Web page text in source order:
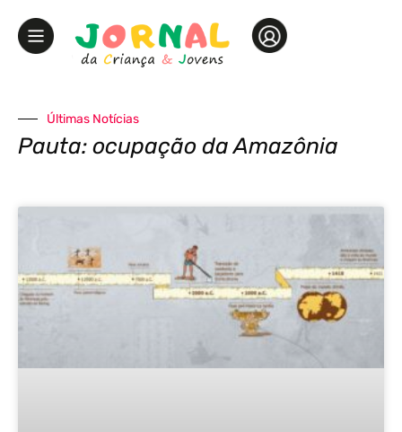
Últimas Notícias
Pauta: ocupação da Amazônia